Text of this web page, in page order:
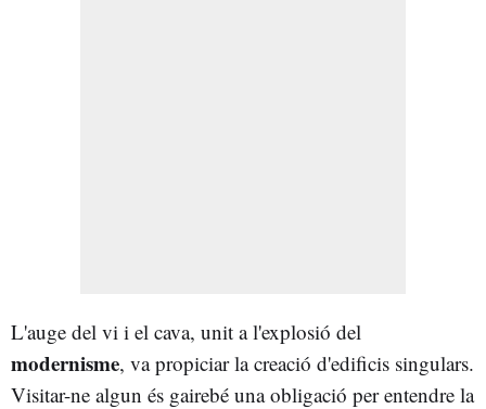
L'auge del vi i el cava, unit a l'explosió del
modernisme, va propiciar la creació d'edificis singulars.
Visitar-ne algun és gairebé una obligació per entendre la